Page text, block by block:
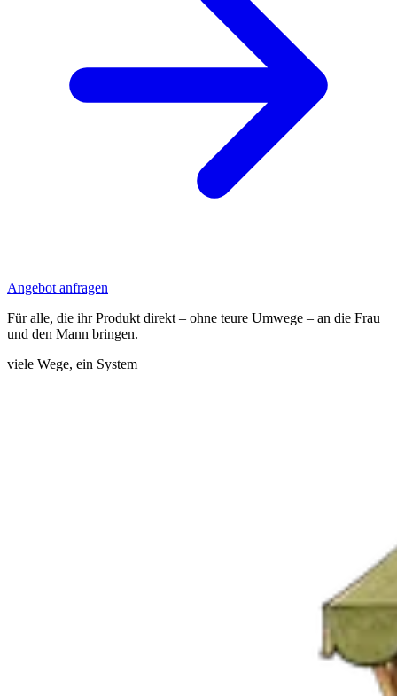
Angebot anfragen
Für alle, die ihr Produkt direkt – ohne teure Umwege – an die Frau
und den Mann bringen.
viele Wege, ein System